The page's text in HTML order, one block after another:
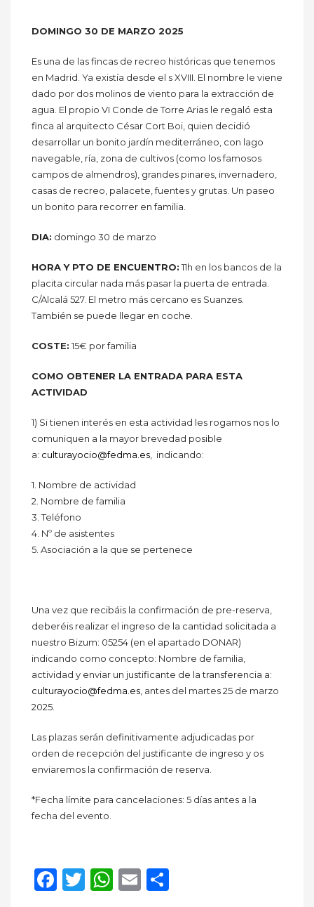
DOMINGO 30 DE MARZO 2025
Es una de las fincas de recreo históricas que tenemos
en Madrid. Ya existía desde el s XVIII. El nombre le viene
dado por dos molinos de viento para la extracción de
agua. El propio VI Conde de Torre Arias le regaló esta
finca al arquitecto César Cort Boi, quien decidió
desarrollar un bonito jardín mediterráneo, con lago
navegable, ría, zona de cultivos (como los famosos
campos de almendros), grandes pinares, invernadero,
casas de recreo, palacete, fuentes y grutas. Un paseo
un bonito para recorrer en familia.
DIA: domingo 30 de marzo
HORA Y PTO DE ENCUENTRO: 11h en los bancos de la
placita circular nada más pasar la puerta de entrada.
C/Alcalá 527. El metro más cercano es Suanzes.
También se puede llegar en coche.
COSTE: 15€ por familia
COMO OBTENER LA ENTRADA PARA ESTA
ACTIVIDAD
1) Si tienen interés en esta actividad les rogamos nos lo
comuniquen a la mayor brevedad posible
a: culturayocio@fedma.es, indicando:
1. Nombre de actividad
2. Nombre de familia
3. Teléfono
4. Nº de asistentes
5. Asociación a la que se pertenece
Una vez que recibáis la confirmación de pre-reserva,
deberéis realizar el ingreso de la cantidad solicitada a
nuestro Bizum: 05254 (en el apartado DONAR)
indicando como concepto: Nombre de familia,
actividad y enviar un justificante de la transferencia a:
culturayocio@fedma.es, antes del martes 25 de marzo
2025.
Las plazas serán definitivamente adjudicadas por
orden de recepción del justificante de ingreso y os
enviaremos la confirmación de reserva.
*Fecha límite para cancelaciones: 5 días antes a la
fecha del evento.
Facebook
Twitter
WhatsApp
Email